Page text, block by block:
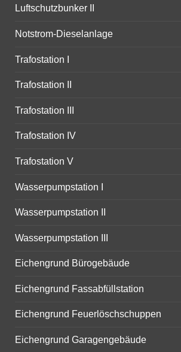
Luftschutzbunker II
Notstrom-Dieselanlage
Trafostation I
Trafostation II
Trafostation III
Trafostation IV
Trafostation V
Wasserpumpstation I
Wasserpumpstation II
Wasserpumpstation III
Eichengrund Bürogebäude
Eichengrund Fassabfüllstation
Eichengrund Feuerlöschschuppen
Eichengrund Garagengebäude